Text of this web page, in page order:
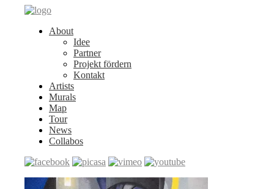
About
Idee
Partner
Projekt fördern
Kontakt
Artists
Murals
Map
Tour
News
Collabos